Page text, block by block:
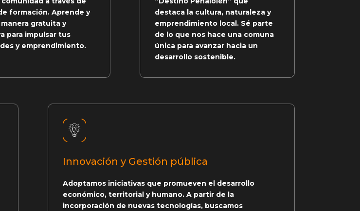
formación. Aprende y
gratuita y
para impulsar tus
y emprendimiento.
destaca la cultura, naturaleza y
emprendimiento local. Sé parte
de lo que nos hace una comuna
única para avanzar hacia un
desarrollo sostenible.
Innovación y Gestión pública
Adoptamos iniciativas que promueven el desarrollo
económico, territorial y humano. A partir de la
incorporación de nuevas tecnologías, buscamos